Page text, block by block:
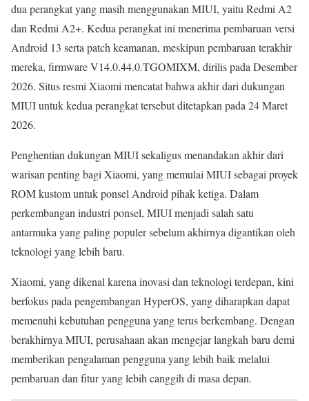
dua perangkat yang masih menggunakan MIUI, yaitu Redmi A2
dan Redmi A2+. Kedua perangkat ini menerima pembaruan versi
Android 13 serta patch keamanan, meskipun pembaruan terakhir
mereka, firmware V14.0.44.0.TGOMIXM, dirilis pada Desember
2026. Situs resmi Xiaomi mencatat bahwa akhir dari dukungan
MIUI untuk kedua perangkat tersebut ditetapkan pada 24 Maret
2026.
Penghentian dukungan MIUI sekaligus menandakan akhir dari
warisan penting bagi Xiaomi, yang memulai MIUI sebagai proyek
ROM kustom untuk ponsel Android pihak ketiga. Dalam
perkembangan industri ponsel, MIUI menjadi salah satu
antarmuka yang paling populer sebelum akhirnya digantikan oleh
teknologi yang lebih baru.
Xiaomi, yang dikenal karena inovasi dan teknologi terdepan, kini
berfokus pada pengembangan HyperOS, yang diharapkan dapat
memenuhi kebutuhan pengguna yang terus berkembang. Dengan
berakhirnya MIUI, perusahaan akan mengejar langkah baru demi
memberikan pengalaman pengguna yang lebih baik melalui
pembaruan dan fitur yang lebih canggih di masa depan.